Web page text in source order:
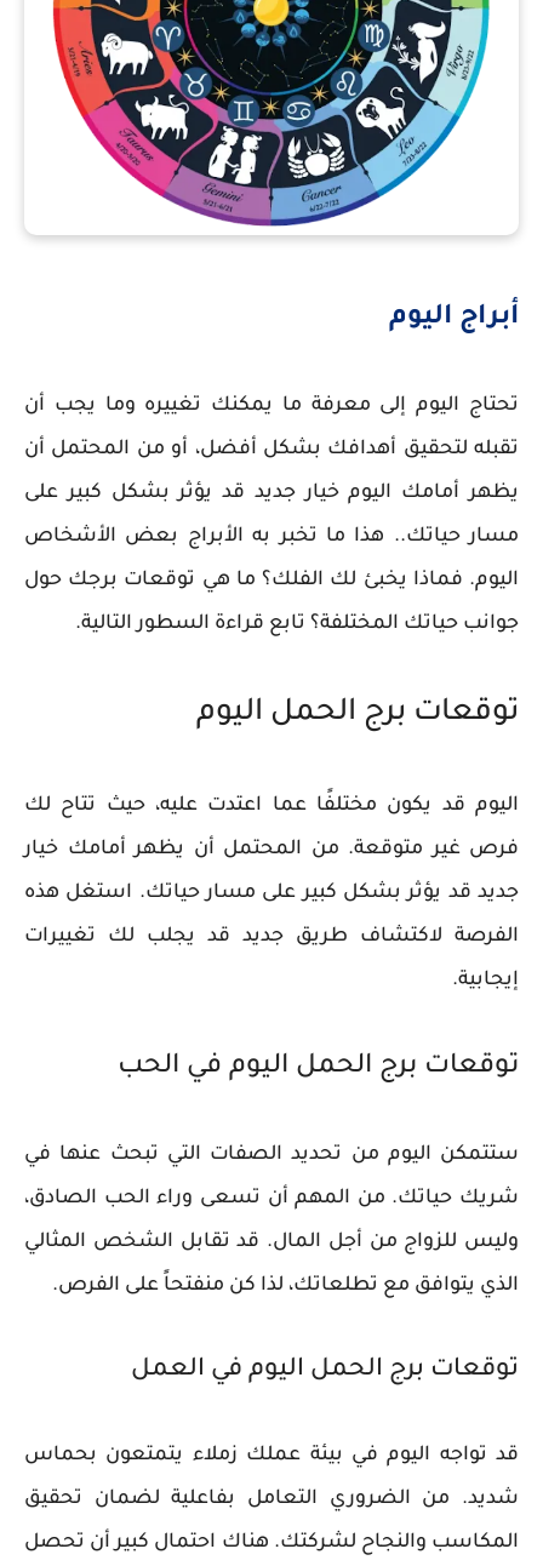
أبراج اليوم
تحتاج اليوم إلى معرفة ما يمكنك تغييره وما يجب أن
تقبله لتحقيق أهدافك بشكل أفضل، أو من المحتمل أن
يظهر أمامك اليوم خيار جديد قد يؤثر بشكل كبير على
مسار حياتك.. هذا ما تخبر به الأبراج بعض الأشخاص
اليوم. فماذا يخبئ لك الفلك؟ ما هي توقعات برجك حول
جوانب حياتك المختلفة؟ تابع قراءة السطور التالية.
توقعات برج الحمل اليوم
اليوم قد يكون مختلفًا عما اعتدت عليه، حيث تتاح لك
فرص غير متوقعة. من المحتمل أن يظهر أمامك خيار
جديد قد يؤثر بشكل كبير على مسار حياتك. استغل هذه
الفرصة لاكتشاف طريق جديد قد يجلب لك تغييرات
إيجابية.
توقعات برج الحمل اليوم في الحب
ستتمكن اليوم من تحديد الصفات التي تبحث عنها في
شريك حياتك. من المهم أن تسعى وراء الحب الصادق،
وليس للزواج من أجل المال. قد تقابل الشخص المثالي
الذي يتوافق مع تطلعاتك، لذا كن منفتحاً على الفرص.
توقعات برج الحمل اليوم في العمل
قد تواجه اليوم في بيئة عملك زملاء يتمتعون بحماس
شديد. من الضروري التعامل بفاعلية لضمان تحقيق
المكاسب والنجاح لشركتك. هناك احتمال كبير أن تحصل